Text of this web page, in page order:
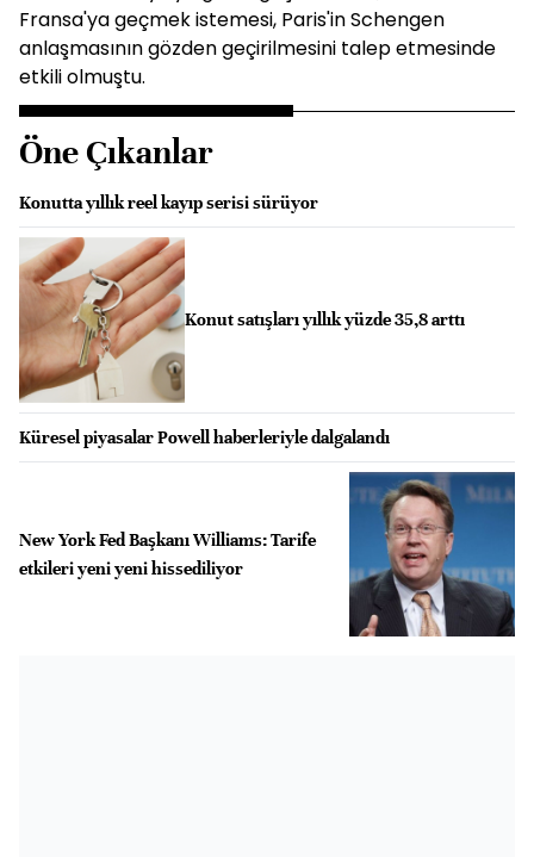
Fransa'ya geçmek istemesi, Paris'in Schengen
anlaşmasının gözden geçirilmesini talep etmesinde
etkili olmuştu.
Öne Çıkanlar
Konutta yıllık reel kayıp serisi sürüyor
Konut satışları yıllık yüzde 35,8 arttı
Küresel piyasalar Powell haberleriyle dalgalandı
New York Fed Başkanı Williams: Tarife
etkileri yeni yeni hissediliyor